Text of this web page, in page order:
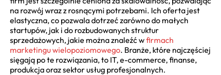
na rozwój wraz z rosnącymi potrzebami. Ich oferta jest
elastyczna, co pozwala dotrzeć zarówno do małych
startupów, jak i do rozbudowanych struktur
sprzedażowych, jakie można znaleźć wfirmach
marketingu wielopoziomowego. Branże, które najczęściej
sięgają po te rozwiązania, to IT, e-commerce, finanse,
produkcja oraz sektor usług profesjonalnych.